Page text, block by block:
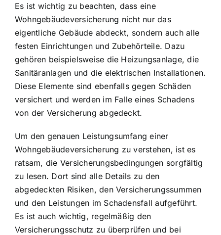
Es ist wichtig zu beachten, dass eine
Wohngebäudeversicherung nicht nur das
eigentliche Gebäude abdeckt, sondern auch alle
festen Einrichtungen und Zubehörteile. Dazu
gehören beispielsweise die Heizungsanlage, die
Sanitäranlagen und die elektrischen Installationen.
Diese Elemente sind ebenfalls gegen Schäden
versichert und werden im Falle eines Schadens
von der Versicherung abgedeckt.
Um den genauen Leistungsumfang einer
Wohngebäudeversicherung zu verstehen, ist es
ratsam, die Versicherungsbedingungen sorgfältig
zu lesen. Dort sind alle Details zu den
abgedeckten Risiken, den Versicherungssummen
und den Leistungen im Schadensfall aufgeführt.
Es ist auch wichtig, regelmäßig den
Versicherungsschutz zu überprüfen und bei